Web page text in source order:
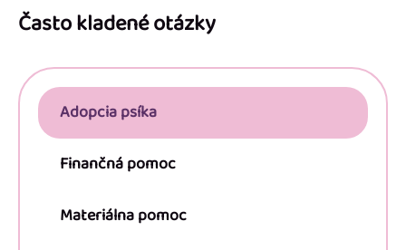
Často kladené otázky
Adopcia psíka
Finančná pomoc
Materiálna pomoc